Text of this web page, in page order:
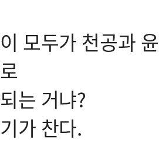
이 모두가 천공과
로
되는 거냐?
기가 찬다.